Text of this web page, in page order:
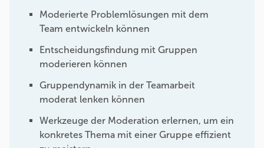
Moderierte Problemlösungen mit dem
Team entwickeln können
Entscheidungsfindung mit Gruppen
moderieren können
Gruppendynamik in der Teamarbeit
moderat lenken können
Werkzeuge der Moderation erlernen, um ein
konkretes Thema mit einer Gruppe effizient